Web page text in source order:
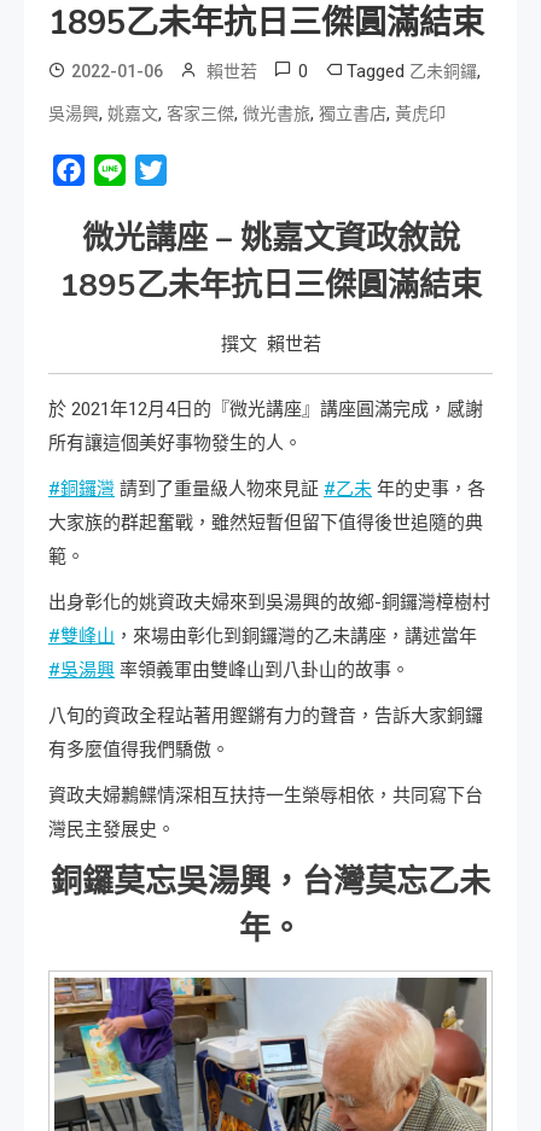
1895乙未年抗日三傑圓滿結束
2022-01-06 賴世若 0 Tagged 乙未銅鑼,
吳湯興, 姚嘉文, 客家三傑, 微光書旅, 獨立書店, 黃虎印
Facebook
Line
微光講座 – 姚嘉文資政敘說
1895乙未年抗日三傑圓滿結束
撰文 賴世若
於 2021年12月4日的『微光講座』講座圓滿完成，感謝
所有讓這個美好事物發生的人。
#銅鑼灣 請到了重量級人物來見証 #乙未 年的史事，各
大家族的群起奮戰，雖然短暫但留下值得後世追隨的典
範。
出身彰化的姚資政夫婦來到吳湯興的故鄉-銅鑼灣樟樹村
#雙峰山 ，來場由彰化到銅鑼灣的乙未講座，講述當年
#吳湯興 率領義軍由雙峰山到八卦山的故事。
八旬的資政全程站著用鏗鏘有力的聲音，告訴大家銅鑼
有多麼值得我們驕傲。
資政夫婦鶼鰈情深相互扶持一生榮辱相依，共同寫下台
灣民主發展史。
銅鑼莫忘吳湯興，台灣莫忘乙未
年。